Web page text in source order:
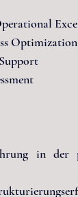
Optimization
in der